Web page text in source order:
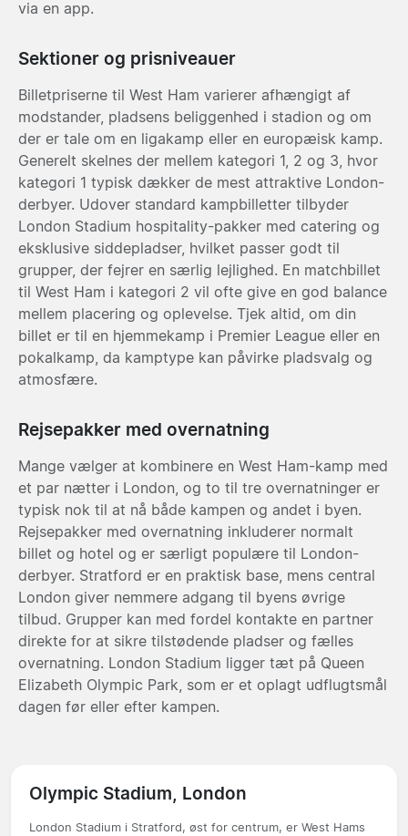
via en app.
Sektioner og prisniveauer
Billetpriserne til West Ham varierer afhængigt af
modstander, pladsens beliggenhed i stadion og om
der er tale om en ligakamp eller en europæisk kamp.
Generelt skelnes der mellem kategori 1, 2 og 3, hvor
kategori 1 typisk dækker de mest attraktive London-
derbyer. Udover standard kampbilletter tilbyder
London Stadium hospitality-pakker med catering og
eksklusive siddepladser, hvilket passer godt til
grupper, der fejrer en særlig lejlighed. En matchbillet
til West Ham i kategori 2 vil ofte give en god balance
mellem placering og oplevelse. Tjek altid, om din
billet er til en hjemmekamp i Premier League eller en
pokalkamp, da kamptype kan påvirke pladsvalg og
atmosfære.
Rejsepakker med overnatning
Mange vælger at kombinere en West Ham-kamp med
et par nætter i London, og to til tre overnatninger er
typisk nok til at nå både kampen og andet i byen.
Rejsepakker med overnatning inkluderer normalt
billet og hotel og er særligt populære til London-
derbyer. Stratford er en praktisk base, mens central
London giver nemmere adgang til byens øvrige
tilbud. Grupper kan med fordel kontakte en partner
direkte for at sikre tilstødende pladser og fælles
overnatning. London Stadium ligger tæt på Queen
Elizabeth Olympic Park, som er et oplagt udflugtsmål
dagen før eller efter kampen.
Olympic Stadium, London
London Stadium i Stratford, øst for centrum, er West Hams